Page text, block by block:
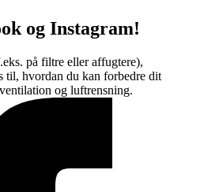
og Instagram!
på filtre eller affugtere),
til, hvordan du kan forbedre dit
og luftrensning.